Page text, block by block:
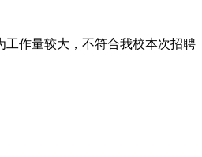
作量较大，不符合我校本次招聘